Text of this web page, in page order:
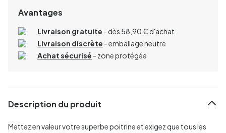
Avantages
Livraison gratuite - dès 58,90 € d'achat
Livraison discrète - emballage neutre
Achat sécurisé - zone protégée
Description du produit
Mettez en valeur votre superbe poitrine et exigez que tous les